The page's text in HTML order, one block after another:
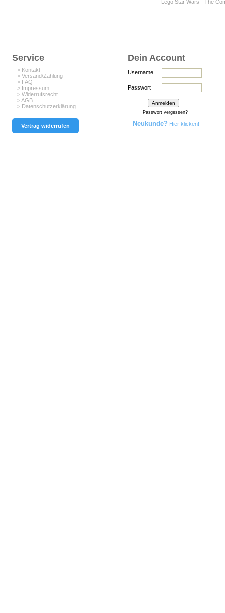
Lego Star Wars - The
Service
> Kontakt
> Versand/Zahlung
> FAQ
> Impressum
> Widerrufsrecht
> AGB
> Datenschutzerklärung
Vertrag widerrufen
Dein Account
Username
Passwort
Passwort vergessen?
Neukunde? Hier klicken!